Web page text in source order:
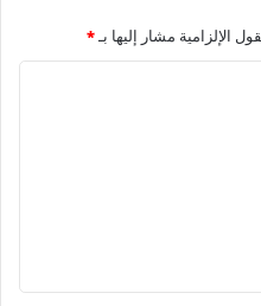
الإلزامية مشار إليها بـ*